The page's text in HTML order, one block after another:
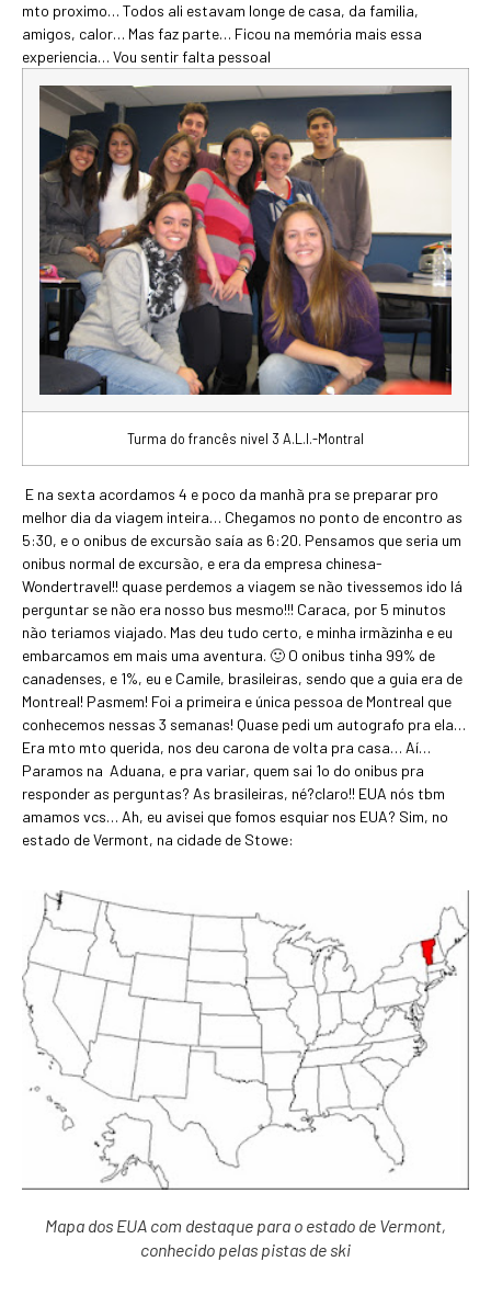
mto proximo… Todos ali estavam longe de casa, da familia,
amigos, calor… Mas faz parte… Ficou na memória mais essa
experiencia… Vou sentir falta pessoal
Turma do francês nivel 3 A.L.I.-Montral
E na sexta acordamos 4 e poco da manhã pra se preparar pro
melhor dia da viagem inteira… Chegamos no ponto de encontro as
5:30, e o onibus de excursão saía as 6:20. Pensamos que seria um
onibus normal de excursão, e era da empresa chinesa-
Wondertravel!! quase perdemos a viagem se não tivessemos ido lá
perguntar se não era nosso bus mesmo!!! Caraca, por 5 minutos
não teriamos viajado. Mas deu tudo certo, e minha irmãzinha e eu
embarcamos em mais uma aventura. 🙂 O onibus tinha 99% de
canadenses, e 1%, eu e Camile, brasileiras, sendo que a guia era de
Montreal! Pasmem! Foi a primeira e única pessoa de Montreal que
conhecemos nessas 3 semanas! Quase pedi um autografo pra ela…
Era mto mto querida, nos deu carona de volta pra casa… Aí…
Paramos na Aduana, e pra variar, quem sai 1o do onibus pra
responder as perguntas? As brasileiras, né?claro!! EUA nós tbm
amamos vcs… Ah, eu avisei que fomos esquiar nos EUA? Sim, no
estado de Vermont, na cidade de Stowe:
Mapa dos EUA com destaque para o estado de Vermont,
conhecido pelas pistas de ski